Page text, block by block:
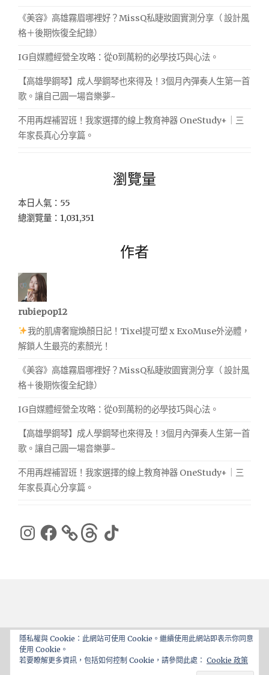
《美容》高雄霧眉哪裡好？MissQ私睫妝園實測分享（ 設計風
格＋後期恢復全紀錄）
IG自媒體經營全攻略：從0到萬粉的必學技巧與心法。
【高雄學鋼琴】成人學鋼琴也來得及！3個月內彈奏人生第一首
歌。讓自己圓一場音樂夢~
不用再趕補習班！我家選擇的線上教育神器 OneStudy+｜三
年家長真心分享篇。
瀏覽量
本日人氣：55
總瀏覽量：1,031,351
作者
rubiepop12
我的肌膚奢寵煥顏日記！Tixel提可塑 x ExoMuse外泌體，
解鎖人生最亮的素顏光！
《美容》高雄霧眉哪裡好？MissQ私睫妝園實測分享（ 設計風
格＋後期恢復全紀錄）
IG自媒體經營全攻略：從0到萬粉的必學技巧與心法。
【高雄學鋼琴】成人學鋼琴也來得及！3個月內彈奏人生第一首
歌。讓自己圓一場音樂夢~
不用再趕補習班！我家選擇的線上教育神器 OneStudy+｜三
年家長真心分享篇。
Instagram
Facebook ThreadsTikTok
Proudly powered by WordPress |Theme: ajaira by
隱私權與 Cookie：此網站可使用 Cookie。繼續使用此網站即表示你同意
使用 Cookie。
若要瞭解更多資訊，包括如何控制 Cookie，請參閱此處： Cookie 政策